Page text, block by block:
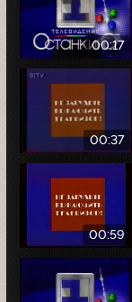
00:17
00:37
00:59